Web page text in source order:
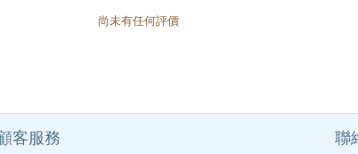
尚未有任何評價
客服務 聯